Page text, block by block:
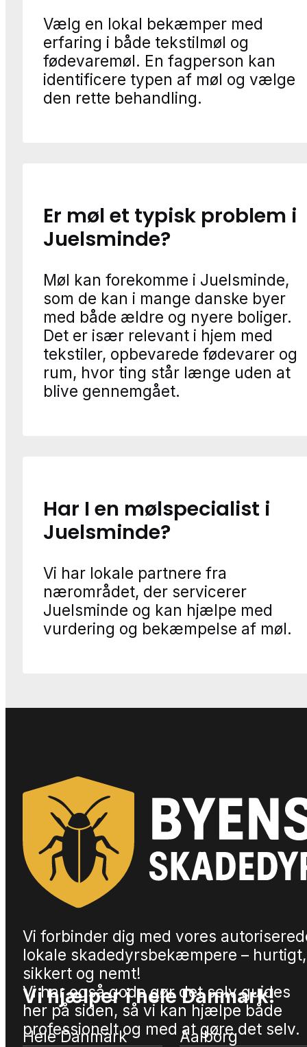
Vælg en lokal bekæmper med
erfaring i både tekstilmøl og
fødevaremøl. En fagperson kan
identificere typen af møl og vælge
den rette behandling.
Er møl et typisk problem i
Juelsminde?
Møl kan forekomme i Juelsminde,
som de kan i mange danske byer
med både ældre og nyere boliger.
Det er især relevant i hjem med
tekstiler, opbevarede fødevarer og
rum, hvor ting står længe uden at
blive gennemgået.
Har I en mølspecialist i
Juelsminde?
Vi har lokale partnere fra
nærområdet, der servicerer
Juelsminde og kan hjælpe med
vurdering og bekæmpelse af møl.
Vi forbinder dig med vores
lokale skadedyrsbekæmpere – hurtigt,
sikkert og nemt!
Vi har også gode gør det selv guides
her på siden, så vi kan hjælpe både
professionelt og med at gøre det selv.
Vi hjælper i hele Danmark!
Hele Danmark
Aalborg